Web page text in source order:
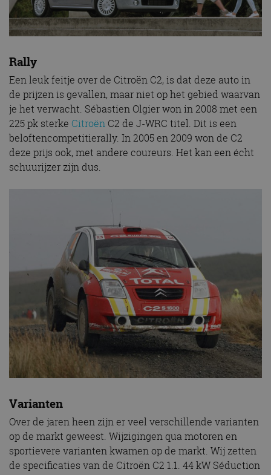
Rally
Een leuk feitje over de Citroën C2, is dat deze auto in
de prijzen is gevallen, maar niet op het gebied waarvan
je het verwacht. Sébastien Olgier won in 2008 met een
225 pk sterke Citroën C2 de J-WRC titel. Dit is een
beloftencompetitierally. In 2005 en 2009 won de C2
deze prijs ook, met andere coureurs. Het kan een écht
schuurijzer zijn dus.
Varianten
Over de jaren heen zijn er veel verschillende varianten
op de markt geweest. Wijzigingen qua motoren en
sportievere varianten kwamen op de markt. Wij zetten
de specificaties van de Citroën C2 1.1. 44 kW Séduction